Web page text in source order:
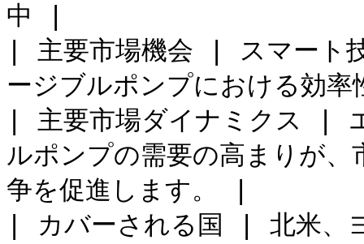
中 |
| 主要市場機会 | スマート
ージブルポンプにおける効
| 主要市場ダイナミクス |
ルポンプの需要の高まりが
争を促進します。 |
| カバーされる国 | 北米、